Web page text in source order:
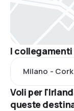
I
Milano - Cork
Voli per
queste